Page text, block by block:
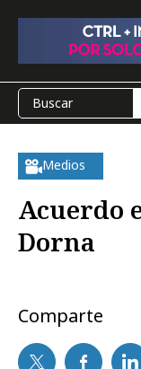
Medios
Acuerdo
Dorna
Comparte